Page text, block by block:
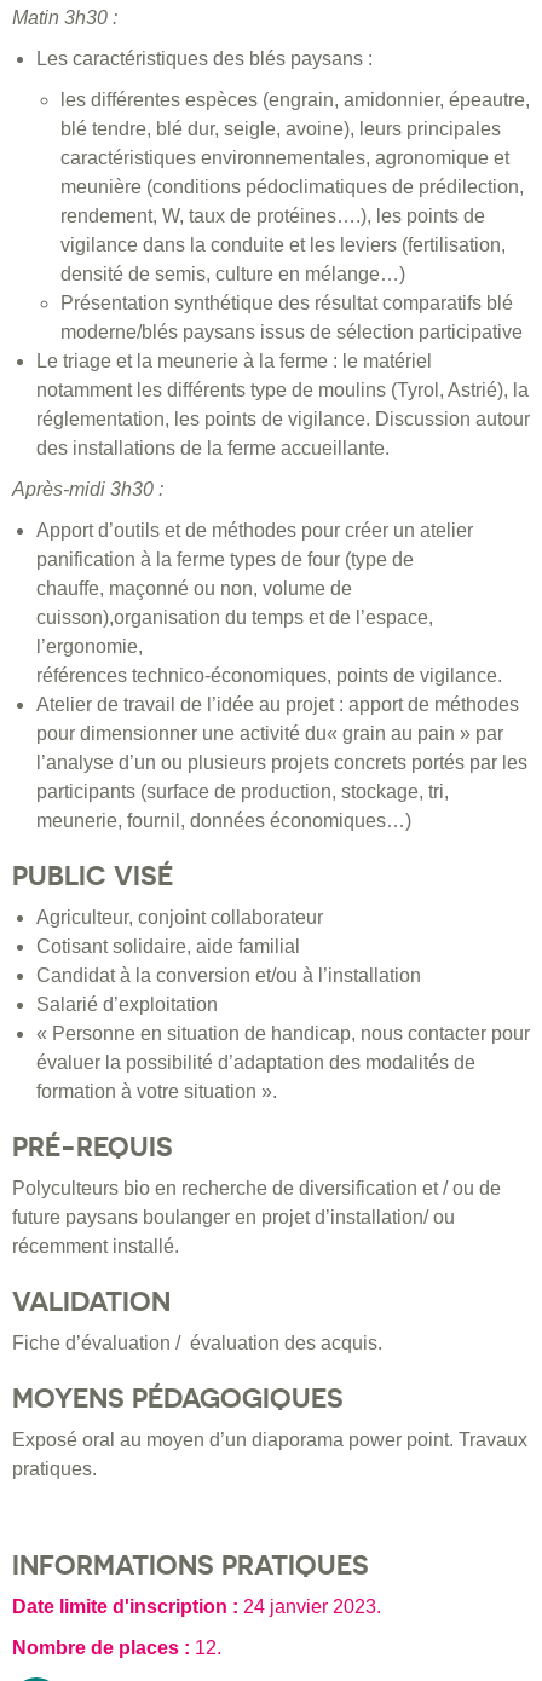
Matin 3h30 :
Les caractéristiques des blés paysans :
les différentes espèces (engrain, amidonnier, épeautre,
blé tendre, blé dur, seigle, avoine), leurs principales
caractéristiques environnementales, agronomique et
meunière (conditions pédoclimatiques de prédilection,
rendement, W, taux de protéines….), les points de
vigilance dans la conduite et les leviers (fertilisation,
densité de semis, culture en mélange…)
Présentation synthétique des résultat comparatifs blé
moderne/blés paysans issus de sélection participative
Le triage et la meunerie à la ferme : le matériel
notamment les différents type de moulins (Tyrol, Astrié), la
réglementation, les points de vigilance. Discussion autour
des installations de la ferme accueillante.
Après-midi 3h30 :
Apport d’outils et de méthodes pour créer un atelier
panification à la ferme types de four (type de
chauffe, maçonné ou non, volume de
cuisson),organisation du temps et de l’espace,
l’ergonomie,
références technico-économiques, points de vigilance.
Atelier de travail de l’idée au projet : apport de méthodes
pour dimensionner une activité du« grain au pain » par
l’analyse d’un ou plusieurs projets concrets portés par les
participants (surface de production, stockage, tri,
meunerie, fournil, données économiques…)
PUBLIC VISÉ
Agriculteur, conjoint collaborateur
Cotisant solidaire, aide familial
Candidat à la conversion et/ou à l’installation
Salarié d’exploitation
« Personne en situation de handicap, nous contacter pour
évaluer la possibilité d’adaptation des modalités de
formation à votre situation ».
PRÉ-REQUIS
Polyculteurs bio en recherche de diversification et / ou de
future paysans boulanger en projet d’installation/ ou
récemment installé.
VALIDATION
Fiche d’évaluation / évaluation des acquis.
MOYENS PÉDAGOGIQUES
Exposé oral au moyen d’un diaporama power point. Travaux
pratiques.
INFORMATIONS PRATIQUES
Date limite d'inscription : 24 janvier 2023.
Nombre de places : 12.